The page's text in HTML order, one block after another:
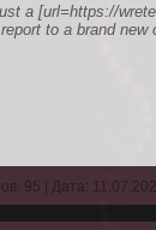
a [url=https://
to a brand new
95 | Дата: